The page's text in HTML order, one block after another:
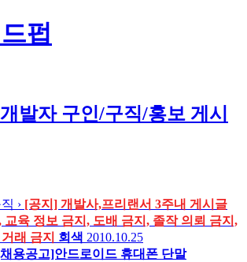
펍
발자 구인/구직/홍보 게시
› [공지] 개발사,프리랜서 3주내 게시글
교육 정보 금지, 도배 금지, 졸작 의뢰 금지,
래 금지 회색 2010.10.25
용공고]안드로이드 휴대폰 단말